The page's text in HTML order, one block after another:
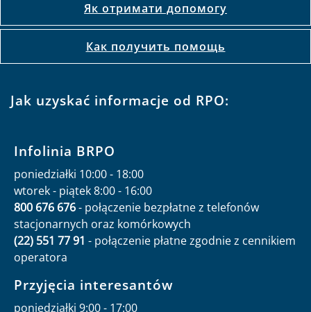
Як отримати допомогу
Как получить помощь
Jak uzyskać informacje od RPO:
Infolinia BRPO
poniedziałki 10:00 - 18:00
wtorek - piątek 8:00 - 16:00
800 676 676- połączenie bezpłatne z telefonów
stacjonarnych oraz komórkowych
(22) 551 77 91 - połączenie płatne zgodnie z cennikiem
operatora
Przyjęcia interesantów
poniedziałki 9:00 - 17:00